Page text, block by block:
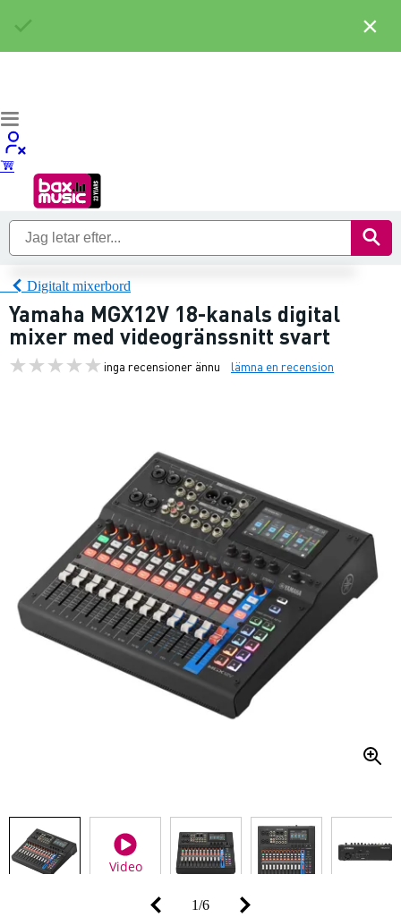
Digitalt mixerbord
Yamaha MGX12V 18-kanals digital
mixer med videogränssnitt svart
inga recensioner ännu lämna en recension
Video
1/6
×